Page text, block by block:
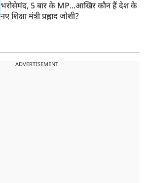
भरोसेमंद, 5 बार के MP...आखिर कौन हैं देश के
नए शिक्षा मंत्री प्रह्लाद जोशी?
ADVERTISEMENT